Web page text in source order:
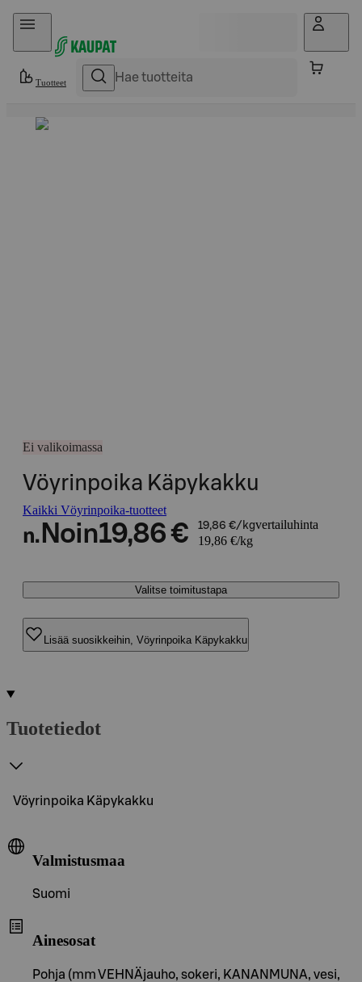
Hyppää sisältöön
Tuotteet
Ei valikoimassa
Vöyrinpoika Käpykakku
Kaikki Vöyrinpoika-tuotteet
n. Noin19,86 € 19,86 €/kgvertailuhinta
19,86 €/kg
Valitse toimitustapa
Lisää suosikkeihin, Vöyrinpoika Käpykakku
Tuotetiedot
Vöyrinpoika Käpykakku
Valmistusmaa
Suomi
Ainesosat
Pohja (mm VEHNÄjauho, sokeri, KANANMUNA, vesi,